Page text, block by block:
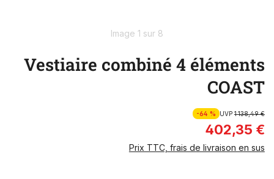
Image 1 sur 8
Vestiaire combiné 4 éléments
COAST
-64 % UVP1 138,49 €
402,35 €
Prix TTC, frais de livraison en sus